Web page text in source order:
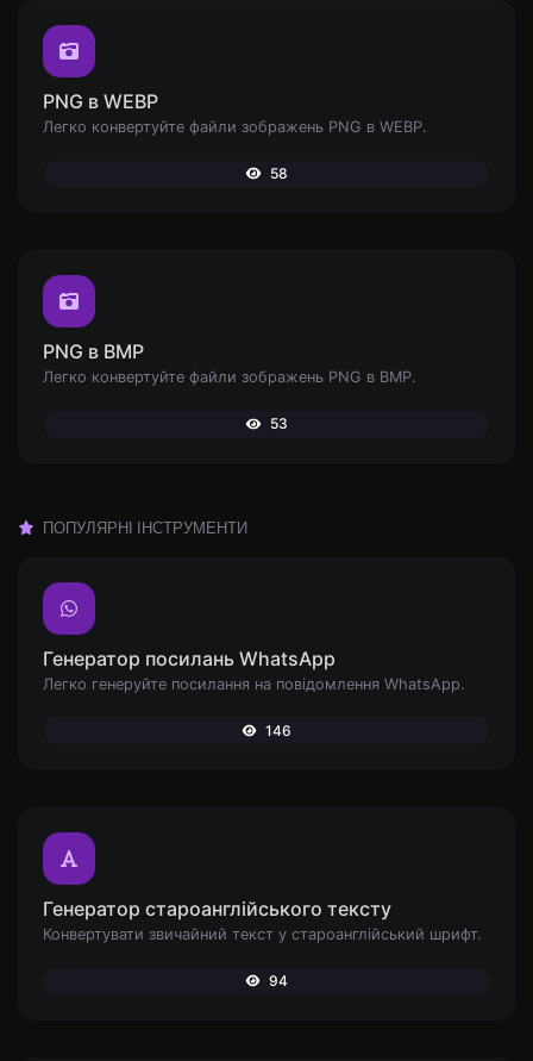
PNG в WEBP
Легко конвертуйте файли зображень PNG в WEBP.
58
PNG в BMP
Легко конвертуйте файли зображень PNG в BMP.
53
ПОПУЛЯРНІ ІНСТРУМЕНТИ
Генератор посилань WhatsApp
Легко генеруйте посилання на повідомлення WhatsApp.
146
Генератор староанглійського тексту
Конвертувати звичайний текст у староанглійський шрифт.
94